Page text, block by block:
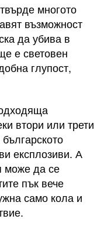
многото
възможност
да убива в
е световен
глупост,
втори или трети
експлозиви. А
може да се
пък вече
само кола и